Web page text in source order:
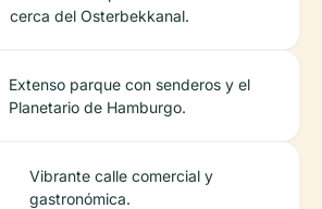
cerca del Osterbekkanal.
Extenso parque con senderos y el
Planetario de Hamburgo.
Vibrante calle comercial y
gastronómica.